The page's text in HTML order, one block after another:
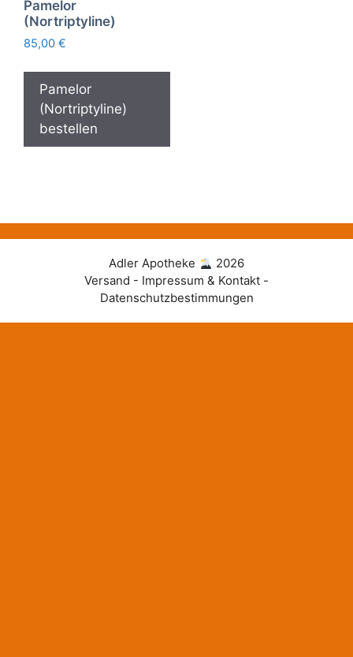
Pamelor
(Nortriptyline)
85,00 €
Pamelor
(Nortriptyline)
bestellen
Adler Apotheke
2026
Versand - Impressum & Kontakt -
Datenschutzbestimmungen